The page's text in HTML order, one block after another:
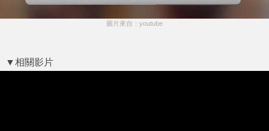
圖片來自：youtube
▼相關影片